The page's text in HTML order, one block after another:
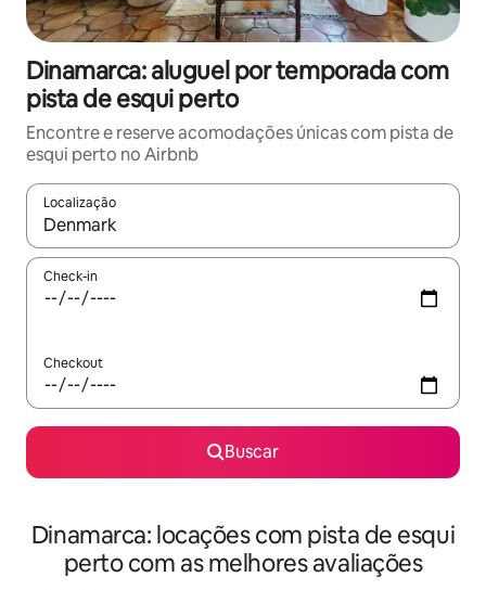
Dinamarca: aluguel por temporada com
pista de esqui perto
Encontre e reserve acomodações únicas com pista de
esqui perto no Airbnb
Localização
Quando os resultados estiverem disponíveis, explore-os
Check-in
Checkout
Buscar
Dinamarca: locações com pista de esqui
perto com as melhores avaliações